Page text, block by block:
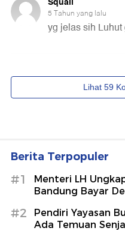
Berita Terpopuler
#1
Menteri LH
Bandung Bayar
#2
Pendiri Yayasan
Ada Temuan